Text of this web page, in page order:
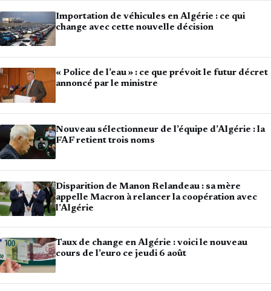
Importation de véhicules en Algérie : ce qui
change avec cette nouvelle décision
« Police de l’eau » : ce que prévoit le futur décret
annoncé par le ministre
Nouveau sélectionneur de l’équipe d’Algérie : la
FAF retient trois noms
Disparition de Manon Relandeau : sa mère
appelle Macron à relancer la coopération avec
l’Algérie
Taux de change en Algérie : voici le nouveau
cours de l’euro ce jeudi 6 août